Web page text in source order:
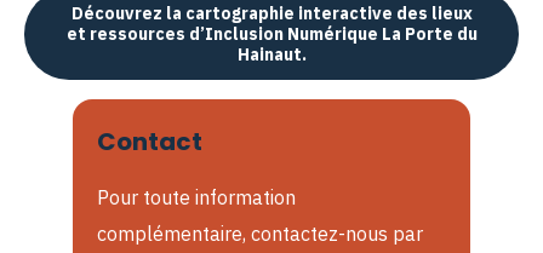
Découvrez la cartographie interactive des lieux
et ressources d’Inclusion Numérique La Porte du
Hainaut.
Contact
Pour toute information
complémentaire, contactez-nous par